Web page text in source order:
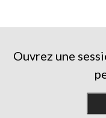
Ouvrez une